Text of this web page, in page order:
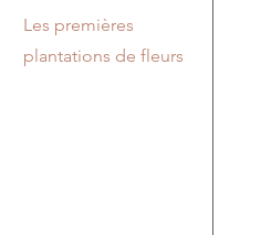
Les premières
plantations de fleurs